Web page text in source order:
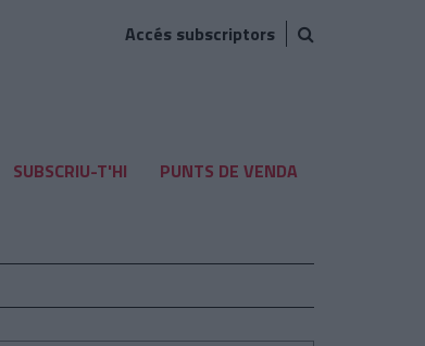
Accés subscriptors
SUBSCRIU-T'HI PUNTS DE VENDA